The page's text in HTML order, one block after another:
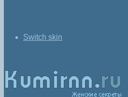
Switch skin